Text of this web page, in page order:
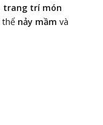
trang trí món
thể nảy mầm và